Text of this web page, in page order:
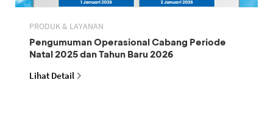
PRODUK & LAYANAN
Pengumuman Operasional Cabang Periode
Natal 2025 dan Tahun Baru 2026
Lihat Detail